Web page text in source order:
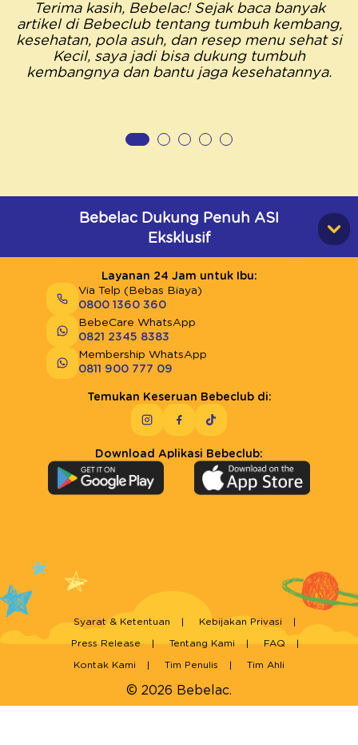
Terima kasih, Bebelac! Sejak baca banyak
artikel di Bebeclub tentang tumbuh kembang,
kesehatan, pola asuh, dan resep menu sehat si
Kecil, saya jadi bisa dukung tumbuh
kembangnya dan bantu jaga kesehatannya.
Bebelac Dukung Penuh ASI
Eksklusif
Layanan 24 Jam untuk Ibu:
Via Telp (Bebas Biaya)
0800 1360 360
BebeCare WhatsApp
0821 2345 8383
Membership WhatsApp
0811 900 777 09
Temukan Keseruan Bebeclub di:
Download Aplikasi Bebeclub:
© 2026 Bebelac.
Syarat & Ketentuan Kebijakan Privasi
Press Release Tentang Kami FAQ
Kontak Kami Tim Penulis Tim Ahli